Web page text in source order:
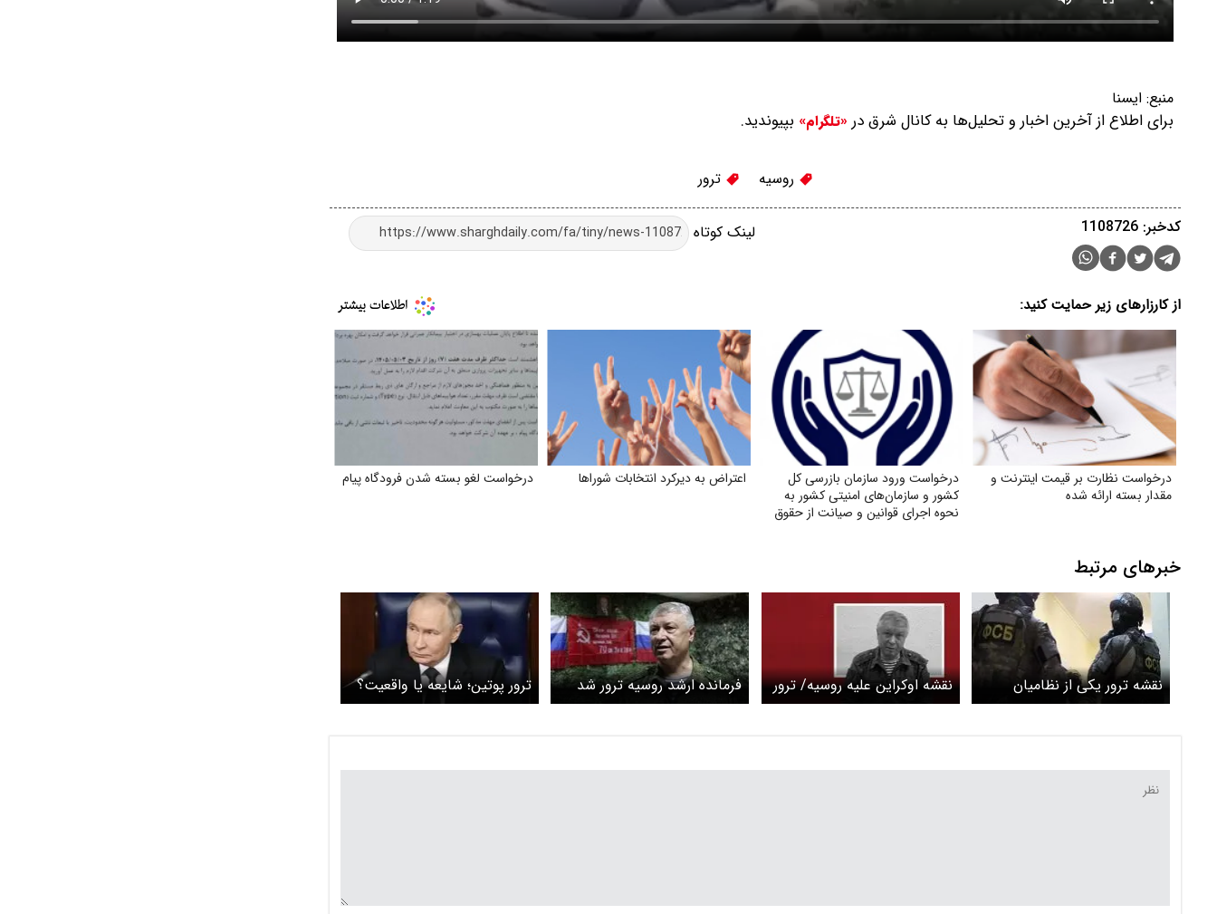
منبع: ایسنا
برای اطلاع از آخرین اخبار و تحلیل‌ها به کانال شرق در «تلگرام» بپیوندید.
روسیه ترور
لینک کوتاه کدخبر: 1108726
از کارزارهای زیر حمایت کنید:
درخواست نظارت بر قیمت اینترنت و
مقدار بسته ارائه شده
درخواست ورود سازمان بازرسی کل
کشور و سازمان‌های امنیتی کشور به
نحوه اجرای قوانین و صیانت از حقوق
اعتراض به دیرکرد انتخابات شوراها درخواست لغو بسته شدن فرودگاه پیام
خبرهای مرتبط
نقشه ترور یکی از نظامیان
برجسته روسیه خنثی شد
نقشه اوکراین علیه روسیه/ ترور
ژنرال‌های روسی ادامه دارد
فرمانده ارشد روسیه ترور شد
ترور پوتین؛ شایعه یا واقعیت؟
+ ویدئو